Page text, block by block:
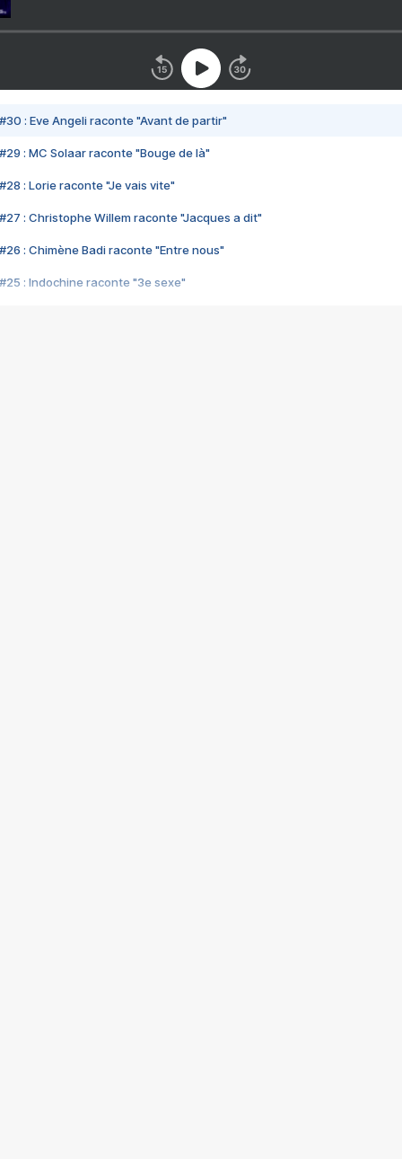
#30 : Eve Angeli raconte "Avant de partir"
#29 : MC Solaar raconte "Bouge de là"
#28 : Lorie raconte "Je vais vite"
#27 : Christophe Willem raconte "Jacques a dit"
#26 : Chimène Badi raconte "Entre nous"
#25 : Indochine raconte "3e sexe"